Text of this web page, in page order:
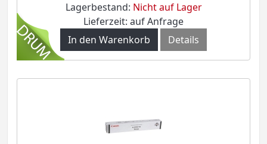
Lagerbestand: Nicht auf Lager
Lieferzeit: auf Anfrage
In den Warenkorb
Details